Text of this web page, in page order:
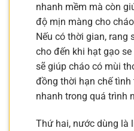
nhanh mềm mà còn
độ mịn màng cho
Nếu có thời gian, rang
cho đến khi hạt gạo
sẽ giúp cháo có mùi
đồng thời hạn chế
nhanh trong quá trình
Thứ hai, nước dùng là